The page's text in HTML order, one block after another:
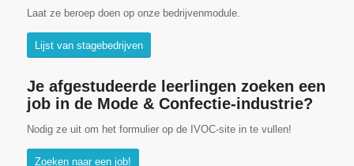
Laat ze beroep doen op onze bedrijvenmodule.
Lijst van stagebedrijven
Je afgestudeerde leerlingen zoeken een
job in de Mode & Confectie-industrie?
Nodig ze uit om het formulier op de IVOC-site in te vullen!
Zoeken naar een job!